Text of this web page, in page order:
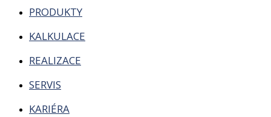
PRODUKTY
KALKULACE
REALIZACE
SERVIS
KARIÉRA